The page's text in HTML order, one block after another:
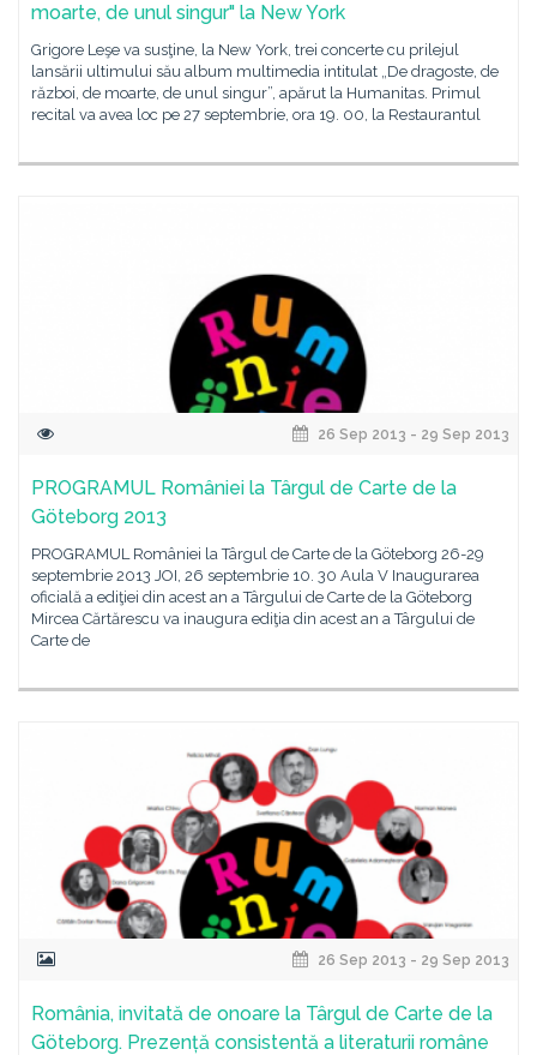
moarte, de unul singur" la New York
Grigore Leşe va susţine, la New York, trei concerte cu prilejul
lansării ultimului său album multimedia intitulat „De dragoste, de
război, de moarte, de unul singur”, apărut la Humanitas. Primul
recital va avea loc pe 27 septembrie, ora 19. 00, la Restaurantul
26 Sep 2013 - 29 Sep 2013
PROGRAMUL României la Târgul de Carte de la
Göteborg 2013
PROGRAMUL României la Târgul de Carte de la Göteborg 26-29
septembrie 2013 JOI, 26 septembrie 10. 30 Aula V Inaugurarea
oficială a ediţiei din acest an a Târgului de Carte de la Göteborg
Mircea Cărtărescu va inaugura ediţia din acest an a Târgului de
Carte de
26 Sep 2013 - 29 Sep 2013
România, invitată de onoare la Târgul de Carte de la
Göteborg. Prezență consistentă a literaturii române